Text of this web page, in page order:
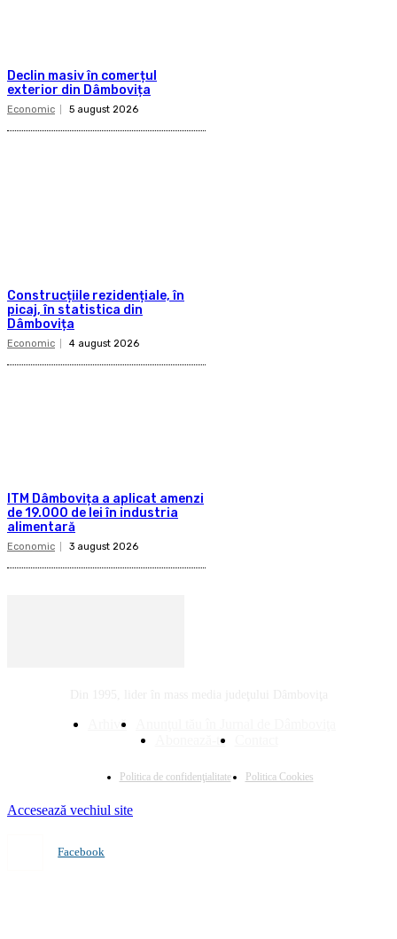
Declin masiv în comerțul
exterior din Dâmbovița
Economic 5 august 2026
Construcțiile rezidențiale, în
picaj, în statistica din
Dâmbovița
Economic 4 august 2026
ITM Dâmbovița a aplicat amenzi
de 19.000 de lei în industria
alimentară
Economic 3 august 2026
Arhivă
Abonează-te
Politica de confidenţialitate Politica Cookies
Accesează vechiul site
Facebook